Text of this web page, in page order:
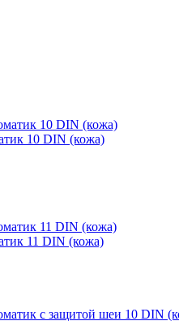
10 DIN (кожа)
11 DIN (кожа)